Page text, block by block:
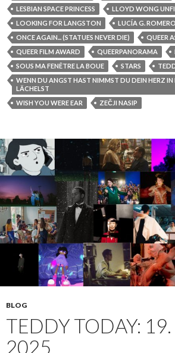
LESBIAN SPACE PRINCESS
LLOYD WONG
LOOKING FOR LANGSTON
LUCÍA G. ROMERO
ONCE AGAIN... (STATUES NEVER DIE)
QUEER
QUEER FILM AWARD
QUEERPANORAMA
SOUS MA FENÊTRE LA BOUE
STARS
WENN DU ANGST HAST NIMMST DU DEIN HERZ
LÄCHELST
WISH YOU WERE EAR
ZEČJI NASIP
BLOG
TEDDY TODAY:
2025